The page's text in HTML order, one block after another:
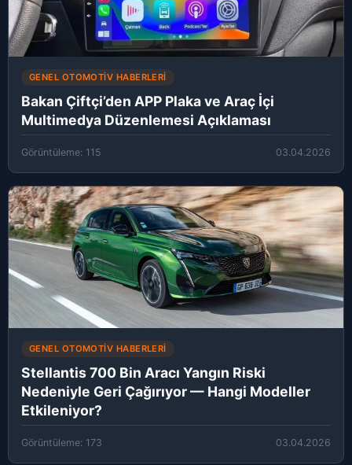
GENEL OTOMOTIV HABERLERI
Bakan Çiftçi’den APP Plaka ve Araç İçi
Multimedya Düzenlemesi Açıklaması
Görüntüleme: 115 03.04.2026
GENEL OTOMOTIV HABERLERI
Stellantis 700 Bin Aracı Yangın Riski
Nedeniyle Geri Çağırıyor — Hangi Modeller
Etkileniyor?
Görüntüleme: 173 03.04.2026